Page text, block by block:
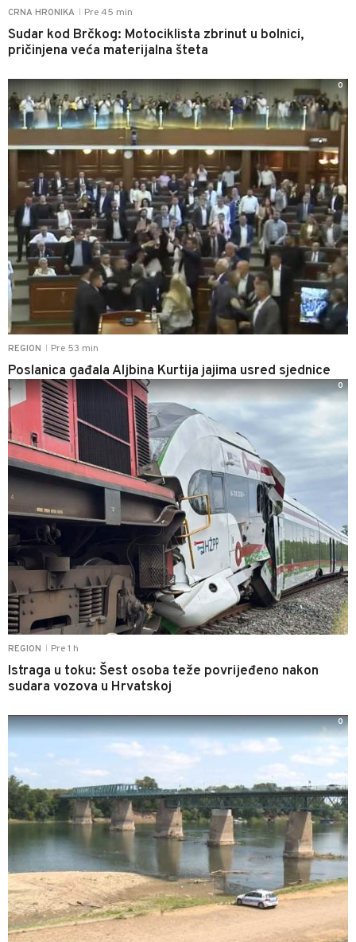
CRNA HRONIKA Pre 45 min
Sudar kod Brčkog: Motociklista zbrinut u bolnici,
pričinjena veća materijalna šteta
REGION Pre 53 min
Poslanica gađala Aljbina Kurtija jajima usred sjednice
0
REGION Pre 1 h
Istraga u toku: Šest osoba teže povrijeđeno nakon
sudara vozova u Hrvatskoj
0
0